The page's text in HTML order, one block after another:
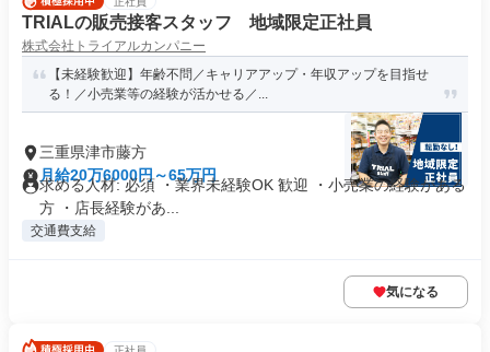
TRIALの販売接客スタッフ 地域限定正社員
株式会社トライアルカンパニー
【未経験歓迎】年齢不問／キャリアアップ・年収アップを目指せ
る！／小売業等の経験が活かせる／...
三重県津市藤方
月給20万6000円～65万円
求める人材: 必須 ・業界未経験OK 歓迎 ・小売業の経験がある
方 ・店長経験があ...
交通費支給
気になる